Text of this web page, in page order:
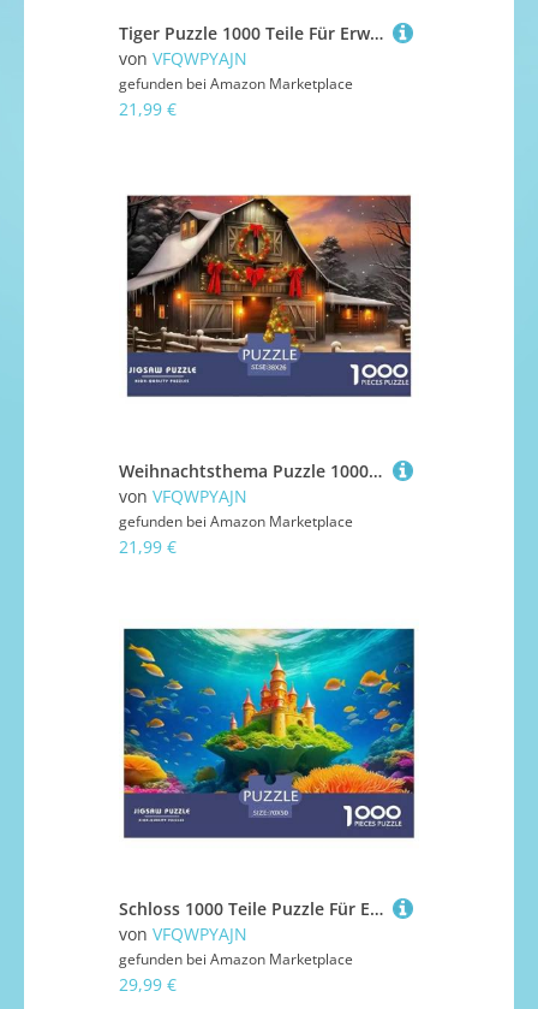
Tiger Puzzle 1000 Teile Für Erwachsene Und Kinder Puzzles-Geschenk Impossible Game 38x26cm/1000pcs
von VFQWPYAJN
gefunden bei Amazon Marketplace
21,99 €
Weihnachtsthema Puzzle 1000 Teile Für Erwachsene Mit Gemütliche Studie-Motiv Herausforderung Spielzeug 38x26cm/1000pcs
von VFQWPYAJN
gefunden bei Amazon Marketplace
21,99 €
Schloss 1000 Teile Puzzle Für Erwachsene Und Kinder Mit Gemütliche Studie-Motiv Herausforderung Spielzeug 70x50cm/1000pcs
von VFQWPYAJN
gefunden bei Amazon Marketplace
29,99 €